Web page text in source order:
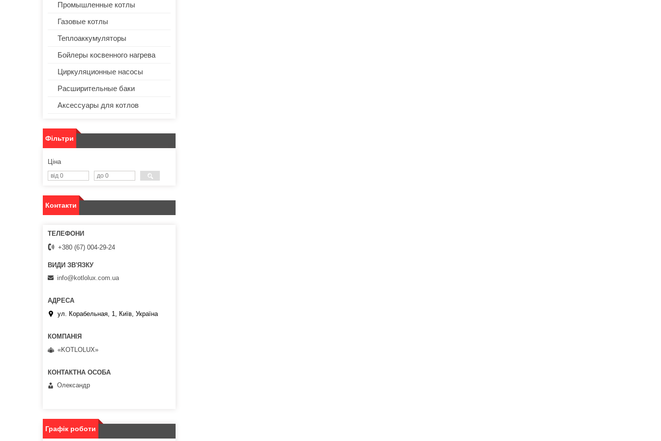
Промышленные котлы
Газовые котлы
Теплоаккумуляторы
Бойлеры косвенного нагрева
Циркуляционные насосы
Расширительные баки
Аксессуары для котлов
Фільтри
Ціна
Контакти
+380 (67) 004-29-24
info@kotlolux.com.ua
ул. Корабельная, 1, Київ, Україна
«KOTLOLUX»
Олександр
Графік роботи